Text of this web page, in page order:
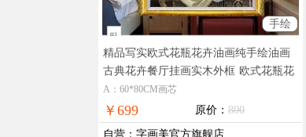
手绘
精品写实欧式花瓶花卉油画纯手绘油画
古典花卉餐厅挂画实木外框 欧式花瓶花
卉古典油画
A：60*80CM画芯
￥699 原价： 800
自营 ： 字画美官方旗舰店